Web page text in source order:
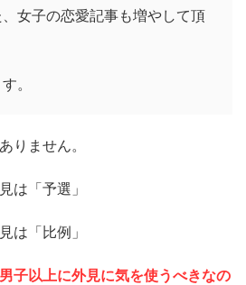
女子の恋愛記事も増やして頂
。
りません。
は「予選」
は「比例」
子以上に外見に気を使うべきなの